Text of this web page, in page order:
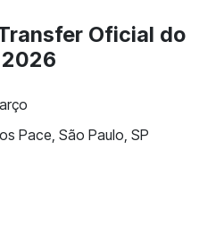
Oficial do
2026
Pace, São Paulo, SP